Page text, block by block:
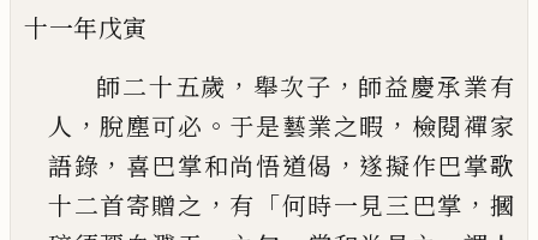
十一年戊寅
師二十五歲 ， 舉次子 ， 師益慶承業有
人 ， 脫塵可必 。 于是藝業之暇 ， 檢閱禪家
語錄 ， 喜巴掌和尚悟道偈 ， 遂擬作巴掌歌
十二首寄贈之 ， 有 「何時一見三巴掌 ， 摑